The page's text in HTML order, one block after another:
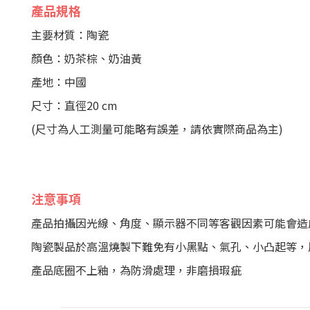
產品規格
主要材質：陶瓷
顏色：奶茶棕、奶油黃
產地：中國
尺寸：直徑20 cm
(尺寸為人工測量可能略有誤差，請依實際商品為主)
注意事項
產品拍攝因光線、角度、顯示器不同等客觀因素可能會
陶瓷製品於高溫燒製下難免有小黑點、氣孔、小凸起等
產品底圈不上釉，為防滑處理，非磨損瑕疵